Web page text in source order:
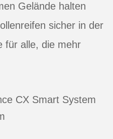
Gelände halten
sicher in der
für alle, die mehr
CX Smart System